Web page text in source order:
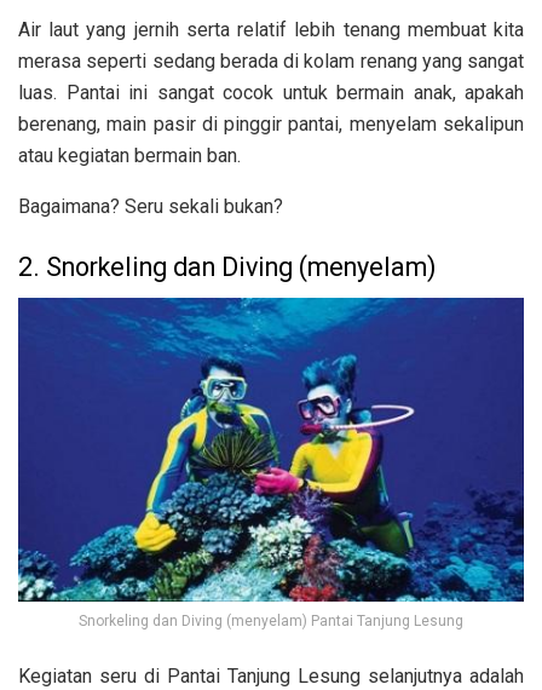
Air laut yang jernih serta relatif lebih tenang membuat kita
merasa seperti sedang berada di kolam renang yang sangat
luas. Pantai ini sangat cocok untuk bermain anak, apakah
berenang, main pasir di pinggir pantai, menyelam sekalipun
atau kegiatan bermain ban.
Bagaimana? Seru sekali bukan?
2. Snorkeling dan Diving (menyelam)
Snorkeling dan Diving (menyelam) Pantai Tanjung Lesung
Kegiatan seru di Pantai Tanjung Lesung selanjutnya adalah